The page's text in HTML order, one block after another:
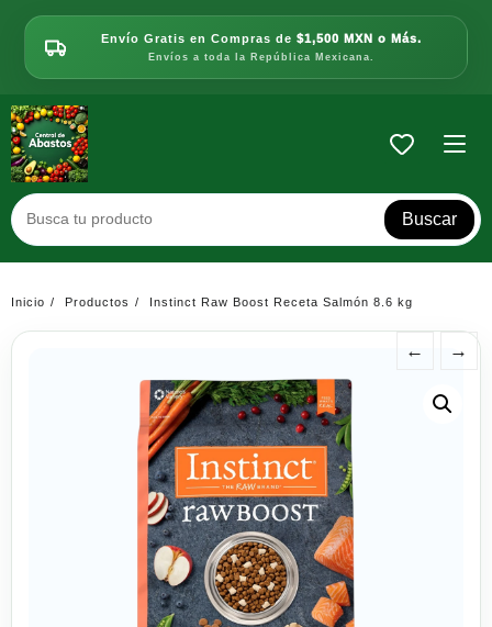
contenido
Envío Gratis en Compras de $1,500 MXN o Más.
Envíos a toda la República Mexicana.
Buscar
Inicio Productos Instinct Raw Boost Receta Salmón 8.6 kg
← →